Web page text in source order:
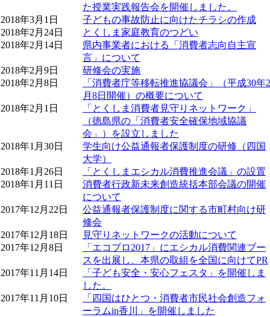
た授業実践報告会を開催しました。
2018年3月1日
子どもの事故防止に向けたチラシの作成
2018年2月24日
とくしま家庭教育のつどい
2018年2月14日
県内事業者における「消費者志向自主宣
言」について
2018年2月9日
研修会の実施
2018年2月8日
「消費者庁等移転推進協議会」（平成30年2
月8日開催）の概要について
2018年2月1日
「とくしま消費者見守りネットワーク」
（徳島県の「消費者安全確保地域協議
会」）を設立しました
2018年1月30日
学生向け公益通報者保護制度の研修（四国
大学）
2018年1月26日
「とくしまエシカル消費推進会議」の設置
2018年1月11日
消費者行政新未来創造統括本部会議の開催
について
2017年12月22日
公益通報者保護制度に関する市町村向け研
修会
2017年12月18日
見守りネットワークの活動について
2017年12月8日
「エコプロ2017」にエシカル消費関連ブー
スを出展し、本県の取組を全国に向けてPR
2017年11月14日
「子ども安全・安心フェスタ」を開催しま
した。
2017年11月10日
「四国はひとつ・消費者市民社会創造フォ
ーラムin香川」を開催しました